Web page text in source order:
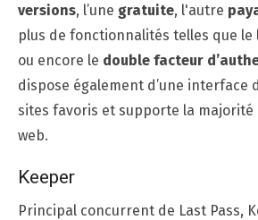
versions, l’une gratuite, l'autre
plus de fonctionnalités telles que le
ou encore le double facteur
dispose également d’une interface
sites favoris et supporte la majorité
web.
Keeper
Principal concurrent de Last Pass,